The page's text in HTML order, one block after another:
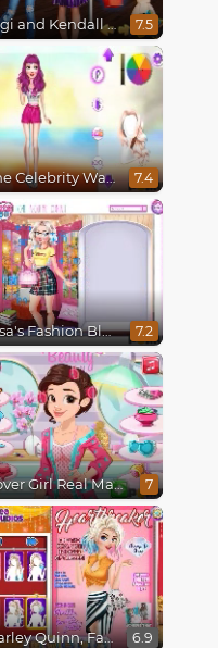
Gigi and Kendall BFFS 7.5
The Celebrity Way Of Life 7.4
Elsa's Fashion Blog 7.2
Cover Girl Real Makeover 7
Harley Quinn, Fashionista on the Cover 6.9